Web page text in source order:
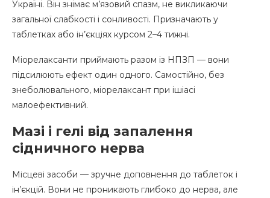
Україні. Він знімає м’язовий спазм, не викликаючи
загальної слабкості і сонливості. Призначають у
таблетках або ін’єкціях курсом 2–4 тижні.
Міорелаксанти приймають разом із НПЗП — вони
підсилюють ефект один одного. Самостійно, без
знеболювального, міорелаксант при ішіасі
малоефективний.
Мазі і гелі від запалення
сідничного нерва
Місцеві засоби — зручне доповнення до таблеток і
ін’єкцій. Вони не проникають глибоко до нерва, але